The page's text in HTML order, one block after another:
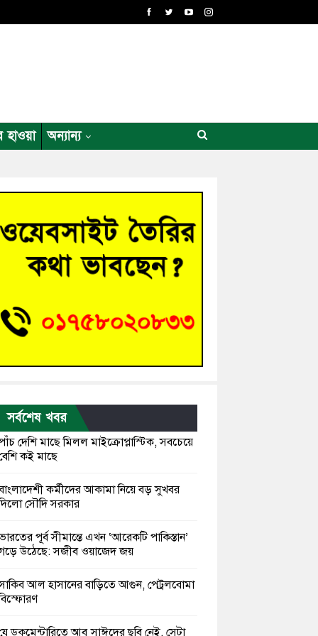
হাওয়া অন্যান্য
সর্বশেষ খবর
দেশি মাছে মিলল মাইক্রোপ্লাস্টিক, সবচেয়ে
কই মাছে
কর্মীদের আকামা নিয়ে বড় সুখবর
সৌদি সরকার
পূর্ব সীমান্তে এখন ‘আরেকটি পাকিস্তান’
উঠেছে: সজীব ওয়াজেদ জয়
আল হাসানের বাড়িতে আগুন, পেট্রলবোমা
ডকুমেন্টারিতে আবু সাঈদের ছবি নেই, সেটা